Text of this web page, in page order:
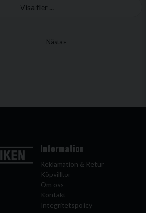
Visa fler ...
Nästa »
Information
Reklamation & Retur
Köpvillkor
Om oss
Kontakt
Integritetspolicy